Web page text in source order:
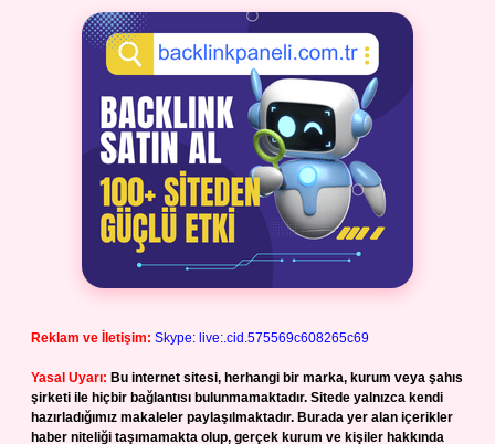
Reklam ve İletişim: Skype: live:.cid.575569c608265c69
Yasal Uyarı: Bu internet sitesi, herhangi bir marka, kurum veya şahıs
şirketi ile hiçbir bağlantısı bulunmamaktadır. Sitede yalnızca kendi
hazırladığımız makaleler paylaşılmaktadır. Burada yer alan içerikler
haber niteliği taşımamakta olup, gerçek kurum ve kişiler hakkında